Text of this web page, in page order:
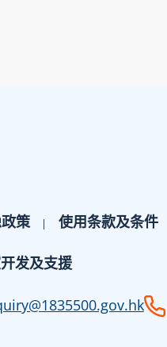
策 使用条款及条件
发及支援